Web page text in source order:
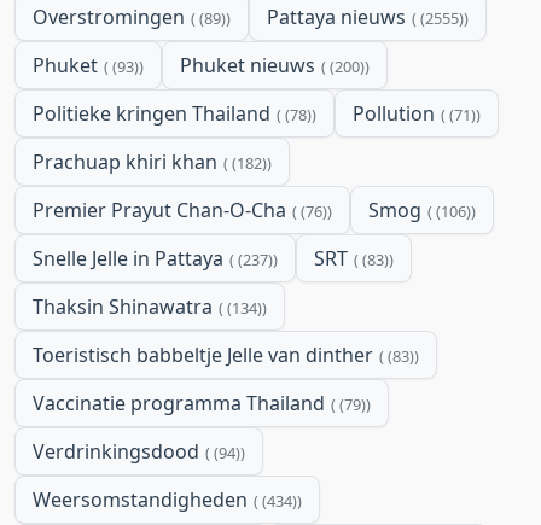
Overstromingen (89) Pattaya nieuws (2555)
Phuket (93) Phuket nieuws (200)
Politieke kringen Thailand (78) Pollution (71)
Prachuap khiri khan (182)
Premier Prayut Chan-O-Cha (76) Smog (106)
Snelle Jelle in Pattaya (237) SRT (83)
Thaksin Shinawatra (134)
Toeristisch babbeltje Jelle van dinther (83)
Vaccinatie programma Thailand (79)
Verdrinkingsdood (94)
Weersomstandigheden (434)